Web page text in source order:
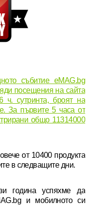
посещения на сайта
ч. сутринта, броят на
За първите 5 часа от
общо 11314000
от 10400 продукта
в следващите дни.
година успяхме да
и мобилното си